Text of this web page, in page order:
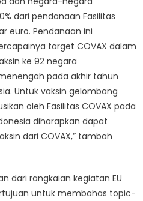
dari pendanaan Fasilitas
euro. Pendanaan ini
target COVAX dalam
ke 92 negara
pada akhir tahun
Untuk vaksin gelombang
oleh Fasilitas COVAX pada
diharapkan dapat
dari COVAX,” tambah
dari rangkaian kegiatan EU
untuk membahas topic-